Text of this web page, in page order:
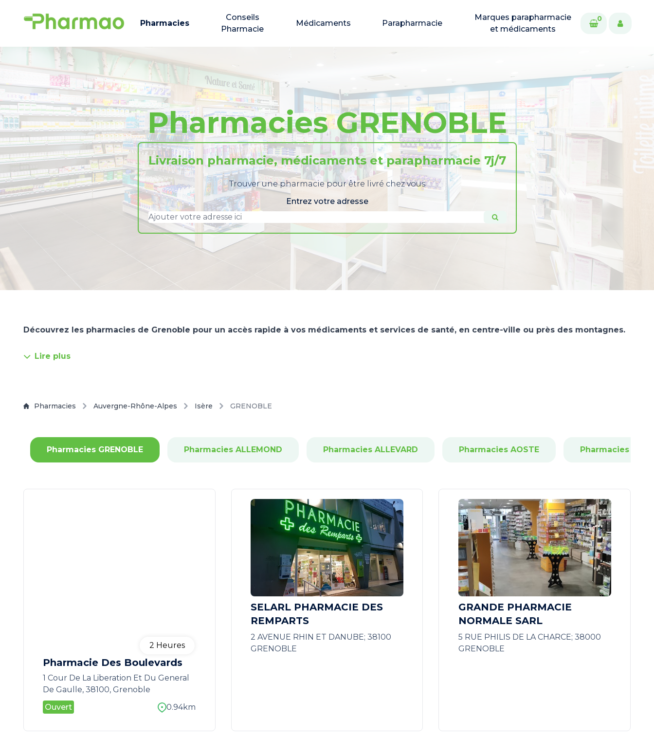
Pharmacies
Conseils
Pharmacie
Médicaments Parapharmacie
Marques parapharmacie
et médicaments
0
Pharmacies GRENOBLE
Livraison pharmacie, médicaments et parapharmacie 7j/7
Trouver une pharmacie pour être livré chez vous
Entrez votre adresse
Découvrez les pharmacies de Grenoble pour un accès rapide à vos médicaments et services de santé, en centre-ville ou près des montagnes.
Lire plus
Pharmacies Auvergne-Rhône-Alpes Isère GRENOBLE
Pharmacies GRENOBLE Pharmacies ALLEMOND Pharmacies ALLEVARD Pharmacies AOSTE Pharmacies
Pharmacie Des Boulevards
2 Heures
1 Cour De La Liberation Et Du General
De Gaulle, 38100, Grenoble
Ouvert
0.94km
SELARL PHARMACIE DES
REMPARTS
2 AVENUE RHIN ET DANUBE; 38100
GRENOBLE
GRANDE PHARMACIE
NORMALE SARL
5 RUE PHILIS DE LA CHARCE; 38000
GRENOBLE